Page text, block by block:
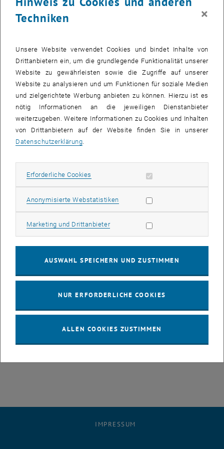
Bild
Die vorweihnachtliche Zeit kann manchmal stressig sein. Der TU
ausklingen, während von den Dächern der beiden Museen "Fröhliche
"Mister Santa" und lassen Sie sich von "Carol of the Bells"
Musik hat an der Technischen Universität Wien eine lange Tradition.
Die Gebrüder Strauss studierten an der Technischen Hochschule,
Jahren begeistert das TU Orchester die Menschen. Der TU Chor
ergänzt seit 2012 das musikalische Repertoire der TU Wien.
Donnerstag, 5. Dezember 2013, ab 18:00 Uhr
IMPRESSUM
Techniken
×
Unsere Website verwendet Cookies und bindet Inhalte von
Drittanbietern ein, um die grundlegende Funktionalität unserer
Website zu gewährleisten sowie die Zugriffe auf unserer
Website zu analysieren und um Funktionen für soziale Medien
und zielgerichtete Werbung anbieten zu können. Hierzu ist es
nötig Informationen an die jeweiligen Dienstanbieter
weiterzugeben. Weitere Informationen zu Cookies und Inhalten
von Drittanbietern auf der Website finden Sie in unserer
Datenschutzerklärung
Erforderliche Cookies Erforderliche Cookies zulassen
Anonymisierte WebstatistikenStatistik Cookies zulassen
Marketing und DrittanbieterMarketing Cookies zulassen
AUSWAHL SPEICHERN UND ZUSTIMMEN
NUR ERFORDERLICHE COOKIES
ALLEN COOKIES ZUSTIMMEN